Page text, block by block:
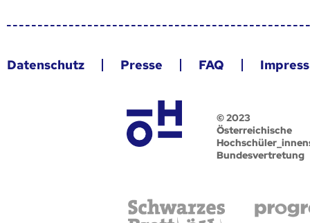
Datenschutz Presse FAQ
© 2023
Österreichische
Bundesvertretung